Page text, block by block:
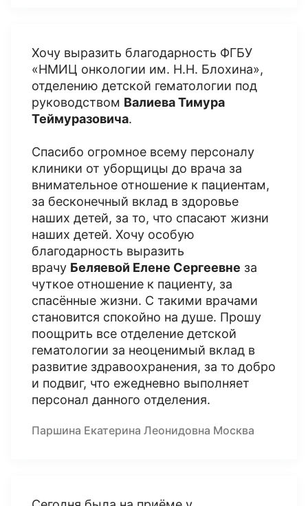
Хочу выразить благодарность ФГБУ
«НМИЦ онкологии им. Н.Н. Блохина»,
отделению детской гематологии под
руководством Валиева Тимура
Теймуразовича.
Спасибо огромное всему персоналу
клиники от уборщицы до врача за
внимательное отношение к пациентам,
за бесконечный вклад в здоровье
наших детей, за то, что спасают жизни
наших детей. Хочу особую
благодарность выразить
врачу Беляевой Елене Сергеевне за
чуткое отношение к пациенту, за
спасённые жизни. С такими врачами
становится спокойно на душе. Прошу
поощрить все отделение детской
гематологии за неоценимый вклад в
развитие здравоохранения, за то добро
и подвиг, что ежедневно выполняет
персонал данного отделения.
Паршина Екатерина Леонидовна Москва